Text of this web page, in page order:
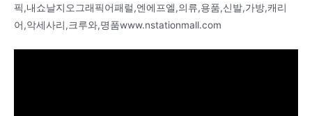
픽,내쇼날지오그래픽어패럴,엔에프엘,의류,용품,신발,가방,캐리
어,악세사리,크루와,명품www.nstationmall.com